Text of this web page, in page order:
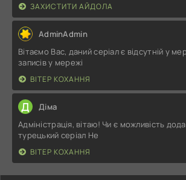
ЗАХИСТИТИ АЙДОЛА
AdminAdmin
Вітаємо Вас, даний серіал є відсутній у
записів у мережі
ВІТЕР КОХАННЯ
Д Діма
Адміністрація, вітаю! Чи є можливість
турецький серіал Не
ВІТЕР КОХАННЯ